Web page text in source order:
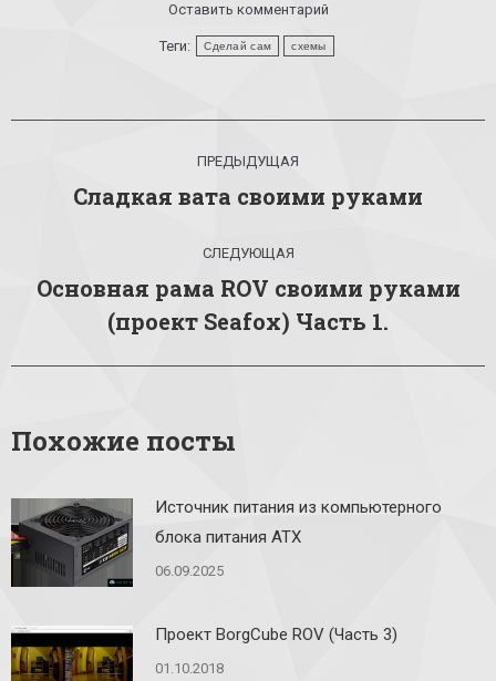
Оставить комментарий
Теги: Сделай сам схемы
НавигацияПРЕДЫДУЩАЯ
Предыдущая
Сладкая вата своими руками
СЛЕДУЮЩАЯ
Следующая
запись:
Основная рама ROV своими руками
(проект Seafox) Часть 1.
Похожие посты
Источник питания из компьютерного
блока питания ATX
06.09.2025
Проект BorgCube ROV (Часть 3)
01.10.2018